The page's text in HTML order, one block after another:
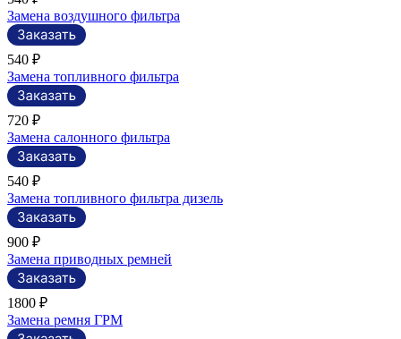
Замена воздушного фильтра
540 ₽
Замена топливного фильтра
720 ₽
Замена салонного фильтра
540 ₽
Замена топливного фильтра дизель
900 ₽
Замена приводных ремней
1800 ₽
Замена ремня ГРМ